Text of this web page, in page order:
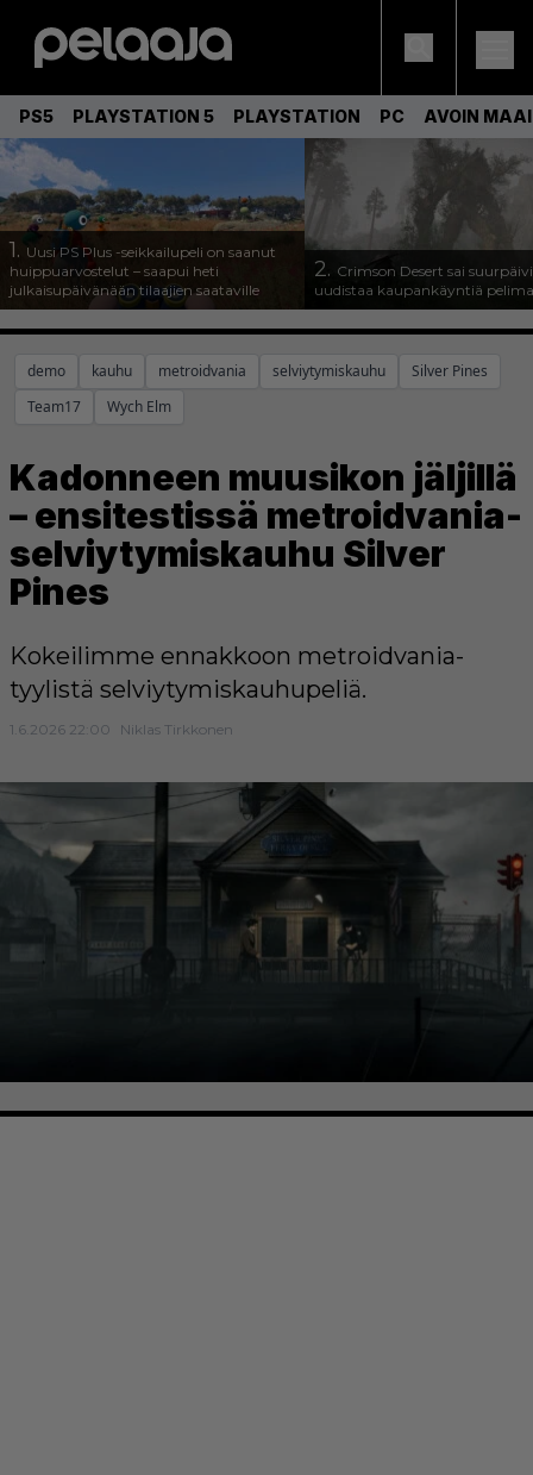
PS5 PLAYSTATION 5 PLAYSTATION PC AVOIN
1. Uusi PS Plus -seikkailupeli on saanut
huippuarvostelut – saapui heti
julkaisupäivänään tilaajien saataville
2. Crimson Desert sai
uudistaa kaupankäyntiä
demo kauhu metroidvania selviytymiskauhu
Silver Pines
Team17
Wych Elm
Kadonneen muusikon jäljillä
– ensitestissä metroidvania-
selviytymiskauhu Silver
Pines
Kokeilimme ennakkoon metroidvania-
tyylistä selviytymiskauhupeliä.
1.6.2026 22:00 Niklas Tirkkonen